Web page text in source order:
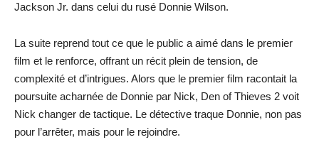
Jackson Jr. dans celui du rusé Donnie Wilson.
La suite reprend tout ce que le public a aimé dans le premier
film et le renforce, offrant un récit plein de tension, de
complexité et d’intrigues. Alors que le premier film racontait la
poursuite acharnée de Donnie par Nick, Den of Thieves 2 voit
Nick changer de tactique. Le détective traque Donnie, non pas
pour l’arrêter, mais pour le rejoindre.